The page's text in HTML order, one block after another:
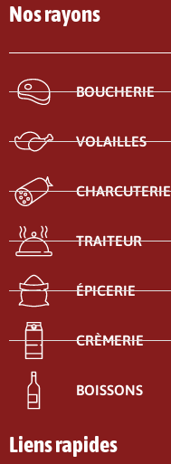
Nos rayons
BOUCHERIE
VOLAILLES
CHARCUTERIE
TRAITEUR
ÉPICERIE
CRÈMERIE
BOISSONS
Liens rapides